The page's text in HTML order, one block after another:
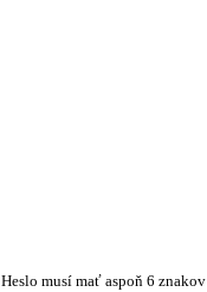
Heslo musí mať aspoň 6 znakov